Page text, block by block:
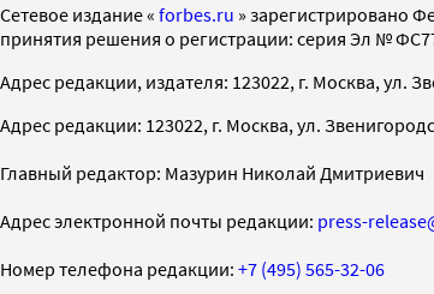
Cетевое издание « forbes.ru » зарегистрировано
принятия решения о регистрации: серия Эл №
Адрес редакции, издателя: 123022, г. Москва, ул.
Адрес редакции: 123022, г. Москва, ул.
Главный редактор: Мазурин Николай Дмитриевич
Адрес электронной почты редакции: press-
Номер телефона редакции: +7 (495) 565-32-06